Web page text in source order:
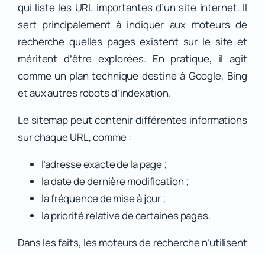
qui liste les URL importantes d’un site internet. Il
sert principalement à indiquer aux moteurs de
recherche quelles pages existent sur le site et
méritent d’être explorées. En pratique, il agit
comme un plan technique destiné à Google, Bing
et aux autres robots d’indexation.
Le sitemap peut contenir différentes informations
sur chaque URL, comme :
l’adresse exacte de la page ;
la date de dernière modification ;
la fréquence de mise à jour ;
la priorité relative de certaines pages.
Dans les faits, les moteurs de recherche n’utilisent